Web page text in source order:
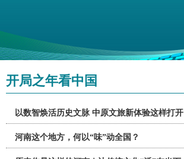
开局之年看中国
以数智焕活历史文脉 中原文旅新体验这样打开
河南这个地方，何以“味”动全国？